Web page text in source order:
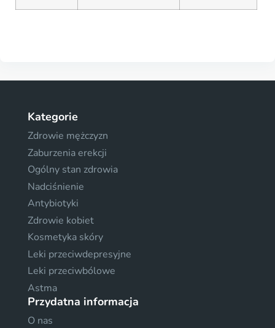
Kategorie
Zdrowie mężczyzn
Zaburzenia erekcji
Ogólny stan zdrowia
Nadciśnienie
Antybiotyki
Zdrowie kobiet
Kosmetyka skóry
Leki przeciwdepresyjne
Leki przeciwbólowe
Astma
Przydatna informacja
O nas